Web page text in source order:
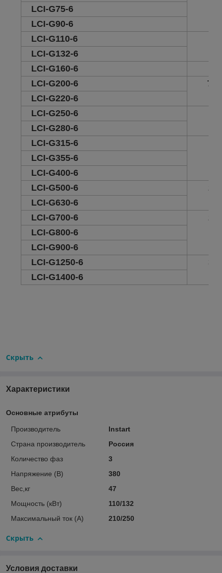
LCI-G75-6
LCI-G90-6
LCI-G110-6
LCI-G132-6
LCI-G160-6
LCI-G200-6
LCI-G220-6
LCI-G250-6
LCI-G280-6
LCI-G315-6
LCI-G355-6
LCI-G400-6
LCI-G500-6
LCI-G630-6
LCI-G700-6
LCI-G800-6
LCI-G900-6
LCI-G1250-6
LCI-G1400-6
Скрыть
Характеристики
Основные атрибуты
Производитель
Instart
Страна производитель
Россия
Количество фаз
3
Напряжение (В)
380
Вес,кг
47
Мощность (кВт)
110/132
Максимальный ток (А)
210/250
Скрыть
Условия доставки